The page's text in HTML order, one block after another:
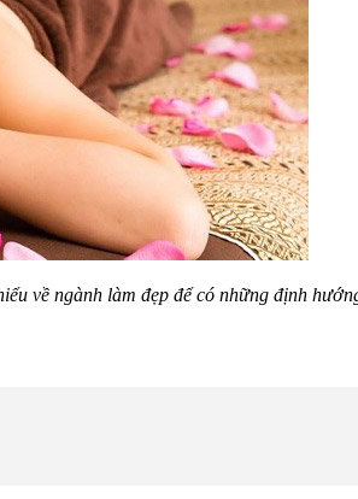
về ngành làm đẹp để có những định